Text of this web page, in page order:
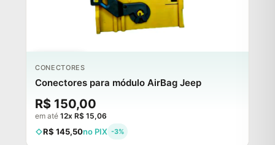
ESGOTADO
CONECTORES
Conectores para módulo AirBag Jeep
R$ 150,00
em até 12x R$ 15,06
R$ 145,50no PIX -3%